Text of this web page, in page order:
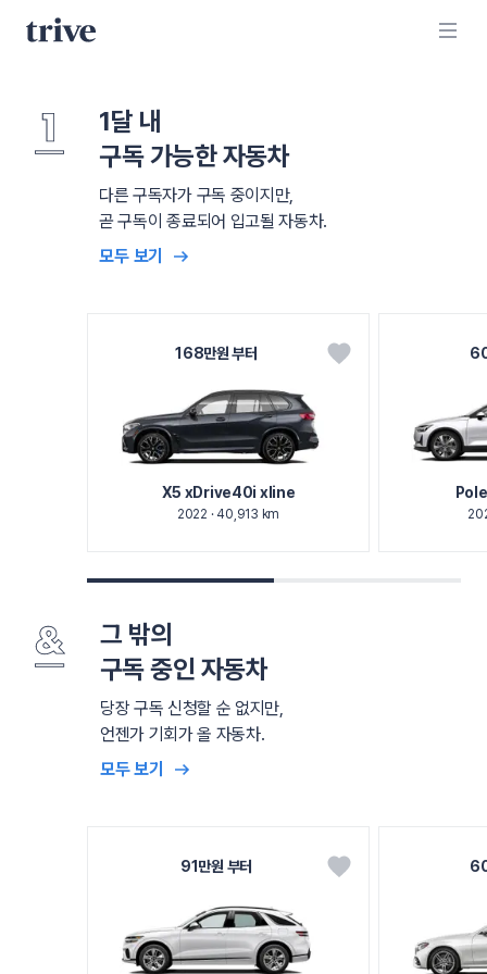
1달 내
구독 가능한 자동차
다른 구독자가 구독 중이지만,
곧 구독이 종료되어 입고될 자동차.
모두 보기
168만원 부터
X5 xDrive40i xline
2022 · 40,913 km
그 밖의
구독 중인 자동차
당장 구독 신청할 순 없지만,
언젠가 기회가 올 자동차.
모두 보기
91만원 부터